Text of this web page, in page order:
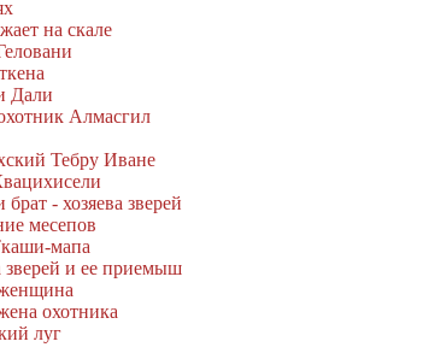
на скале
Дали
Алмасгил
Тебру Иване
брат - хозяева зверей
месепов
мапа
зверей и ее приемыш
охотника
луг